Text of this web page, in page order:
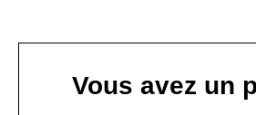
Vous avez un